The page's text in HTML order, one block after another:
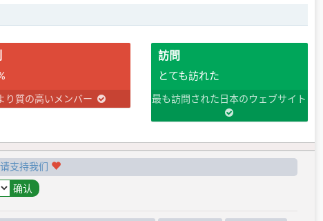
り質の高いメンバー
訪問
とても訪れた
最も訪問された日本のウェブサイト
支持我们